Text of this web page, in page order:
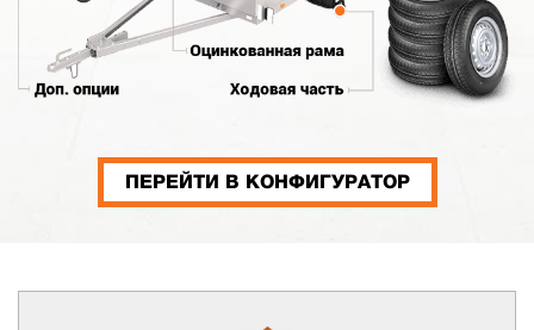
ПЕРЕЙТИ В КОНФИГУРАТОР